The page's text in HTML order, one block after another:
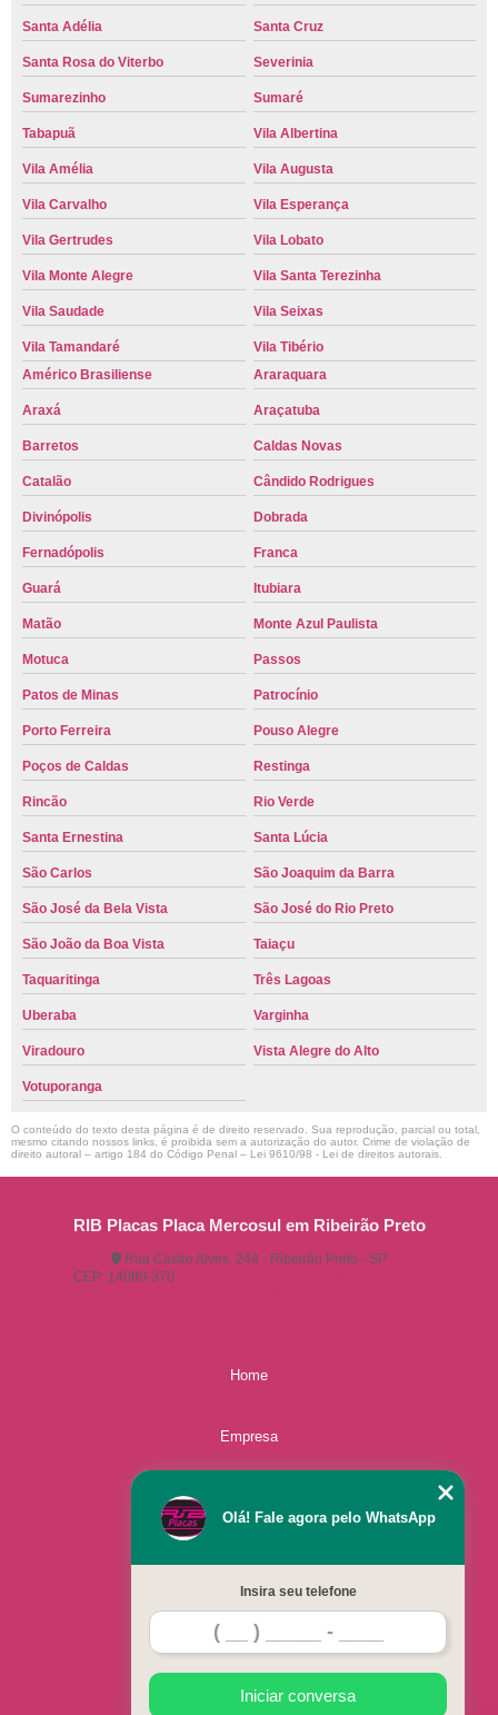
Santa Adélia Santa Cruz
Santa Rosa do Viterbo Severinia
Sumarezinho Sumaré
Tabapuã Vila Albertina
Vila Amélia Vila Augusta
Vila Carvalho Vila Esperança
Vila Gertrudes Vila Lobato
Vila Monte Alegre Vila Santa Terezinha
Vila Saudade Vila Seixas
Vila Tamandaré
Vila Tibério
Américo Brasiliense
Araraquara
Araxá Araçatuba
Barretos Caldas Novas
Catalão Cândido Rodrigues
Divinópolis Dobrada
Fernadópolis Franca
Guará Itubiara
Matão Monte Azul Paulista
Motuca Passos
Patos de Minas Patrocínio
Porto Ferreira Pouso Alegre
Poços de Caldas Restinga
Rincão Rio Verde
Santa Ernestina Santa Lúcia
São Carlos São Joaquim da Barra
São José da Bela Vista São José do Rio Preto
São João da Boa Vista Taiaçu
Taquaritinga Três Lagoas
Uberaba Varginha
Viradouro Vista Alegre do Alto
Votuporanga
O conteúdo do texto desta página é de direito reservado. Sua reprodução, parcial ou total,
mesmo citando nossos links, é proibida sem a autorização do autor. Crime de violação de
direito autoral – artigo 184 do Código Penal – Lei 9610/98 - Lei de direitos autorais
RIB Placas Placa Mercosul em Ribeirão Preto
Rua Castro Alves, 244 - Ribeirão Preto - SP
CEP: 14080-370
Home
Empresa
Contato
Olá! Fale agora pelo WhatsApp
Insira seu telefone
Iniciar conversa